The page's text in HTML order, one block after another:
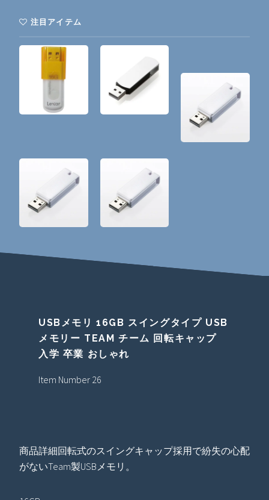
注目アイテム
USBメモリ 16GB スイングタイプ USB
メモリー TEAM チーム 回転キャップ
入学 卒業 おしゃれ
Item Number 26
商品詳細回転式のスイングキャップ採用で紛失の心配
がないTeam製USBメモリ。